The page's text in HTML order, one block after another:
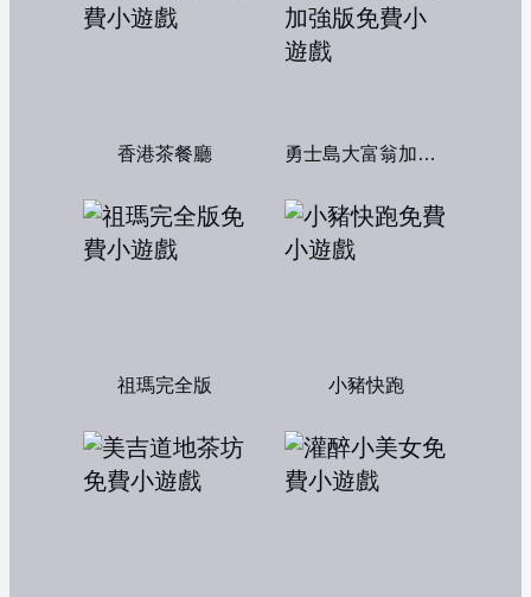
香港茶餐廳 勇士島大富翁加強版
祖瑪完全版 小豬快跑